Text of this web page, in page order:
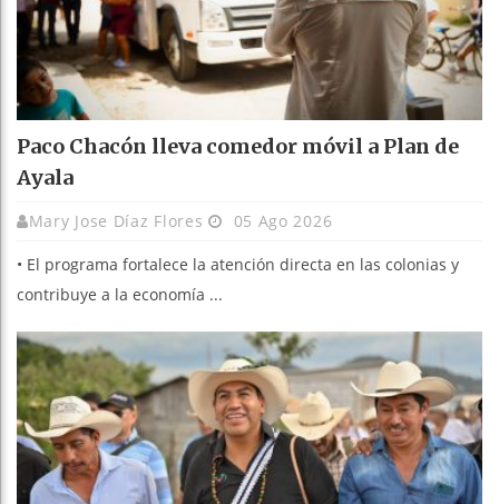
Paco Chacón lleva comedor móvil a Plan de
Ayala
Mary Jose Díaz Flores 05 Ago 2026
• El programa fortalece la atención directa en las colonias y
contribuye a la economía ...